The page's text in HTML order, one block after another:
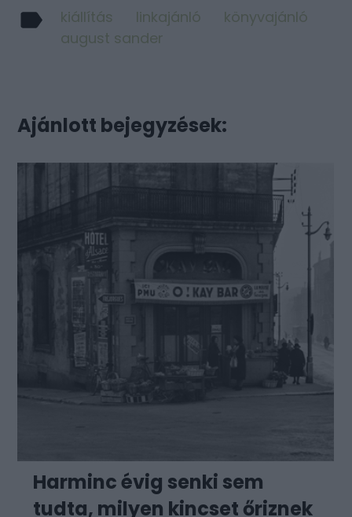
kiállítás linkajánló
könyvajánló
august sander
Ajánlott bejegyzések:
Harminc évig senki sem
tudta, milyen kincset őriznek